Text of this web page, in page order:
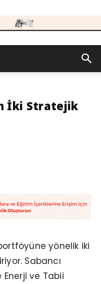
İki Stratejik
yönelik iki
Sabancı
Enerji ve Tabii